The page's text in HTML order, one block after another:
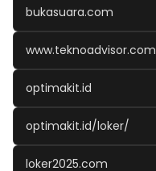
bukasuara.com
www.teknoadvisor.com
optimakit.id
optimakit.id/loker/
loker2025.com